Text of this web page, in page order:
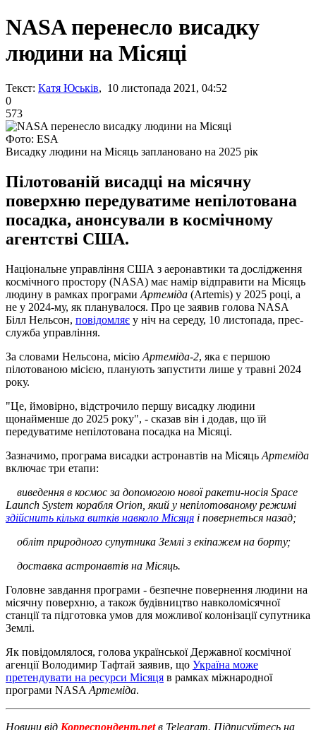
NASA перенесло висадку
людини на Місяці
Текст: Катя Юськів, 10 листопада 2021, 04:52
0
573
Фото: ESA
Висадку людини на Місяць заплановано на 2025 рік
Пілотованій висадці на місячну
поверхню передуватиме непілотована
посадка, анонсували в космічному
агентстві США.
Національне управління США з аеронавтики та дослідження
космічного простору (NASA) має намір відправити на Місяць
людину в рамках програми Артеміда (Artemis) у 2025 році, а
не у 2024-му, як планувалося. Про це заявив голова NASA
Білл Нельсон, повідомляє у ніч на середу, 10 листопада, прес-
служба управління.
За словами Нельсона, місію Артеміда-2, яка є першою
пілотованою місією, планують запустити лише у травні 2024
року.
"Це, ймовірно, відстрочило першу висадку людини
щонайменше до 2025 року", - сказав він і додав, що їй
передуватиме непілотована посадка на Місяці.
Зазначимо, програма висадки астронавтів на Місяць Артеміда
включає три етапи:
виведення в космос за допомогою нової ракети-носія Space
Launch System корабля Orion, який у непілотованому режимі
здійснить кілька витків навколо Місяця і повернеться назад;
обліт природного супутника Землі з екіпажем на борту;
доставка астронавтів на Місяць.
Головне завдання програми - безпечне повернення людини на
місячну поверхню, а також будівництво навколомісячної
станції та підготовка умов для можливої ​​колонізації супутника
Землі.
Як повідомлялося, голова української Державної космічної
агенції Володимир Тафтай заявив, що Україна може
претендувати на ресурси Місяця в рамках міжнародної
програми NASA Артеміда.
Новини від Корреспондент.netв Telegram. Підписуйтесь на